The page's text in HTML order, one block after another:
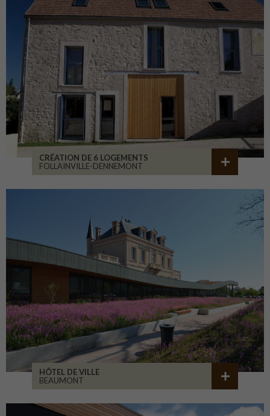
CRÉATION DE 6 LOGEMENTS
FOLLAINVILLE-DENNEMONT
HÔTEL DE VILLE
BEAUMONT